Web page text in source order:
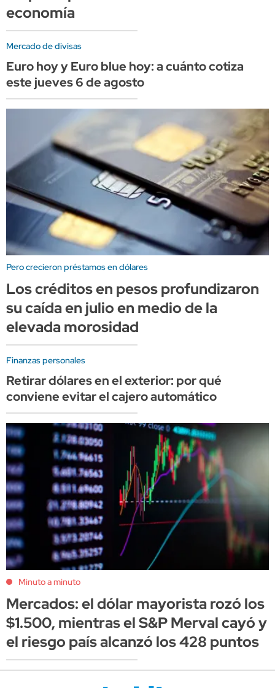
economía
Mercado de divisas
Euro hoy y Euro blue hoy: a cuánto cotiza
este jueves 6 de agosto
Pero crecieron préstamos en dólares
Los créditos en pesos profundizaron
su caída en julio en medio de la
elevada morosidad
Finanzas personales
Retirar dólares en el exterior: por qué
conviene evitar el cajero automático
Minuto a minuto
Mercados: el dólar mayorista rozó los
$1.500, mientras el S&P Merval cayó y
el riesgo país alcanzó los 428 puntos